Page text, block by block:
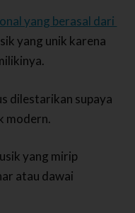
yang berasal dari
yang unik karena
dilestarikan supaya
modern.
yang mirip
atau dawai